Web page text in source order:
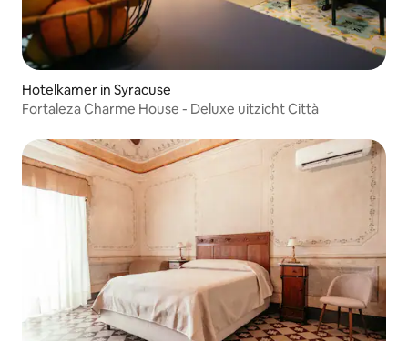
Hotelkamer in Syracuse
Fortaleza Charme House - Deluxe uitzicht Città